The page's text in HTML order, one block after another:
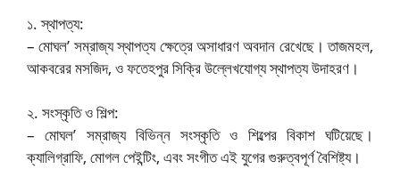
১. স্থাপত্য:
– মোঘল’ সম্রাজ্য স্থাপত্য ক্ষেত্রে অসাধারণ অবদান রেখেছে। তাজমহল,
আকবরের মসজিদ, ও ফতেহপুর সিক্রি উল্লেখযোগ্য স্থাপত্য উদাহরণ।
২. সংস্কৃতি ও শিল্প:
– মোঘল’ সম্রাজ্য বিভিন্ন সংস্কৃতি ও শিল্পের বিকাশ ঘটিয়েছে।
ক্যালিগ্রাফি, মোগল পেইন্টিং, এবং সংগীত এই যুগের গুরুত্বপূর্ণ বৈশিষ্ট্য।